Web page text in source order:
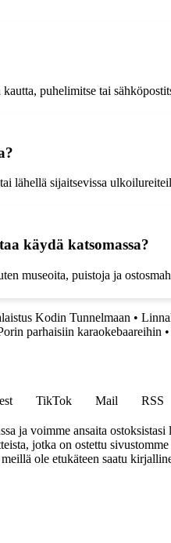
puhelimitse tai
lähellä sijaitsevissa
käydä katsomassa?
museoita, puistoja ja
Kodin Tunnelmaan •
parhaisiin karaokebaareihin •
TikTok Mail
RSS
ja voimme ansaita ostoksistasi
jotka on ostettu
ole etukäteen saatu